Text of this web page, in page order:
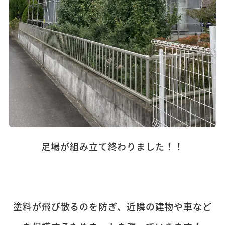
足場が組み立て終わりました！！
塗料が飛び散るのを防ぎ、近隣の建物や車など